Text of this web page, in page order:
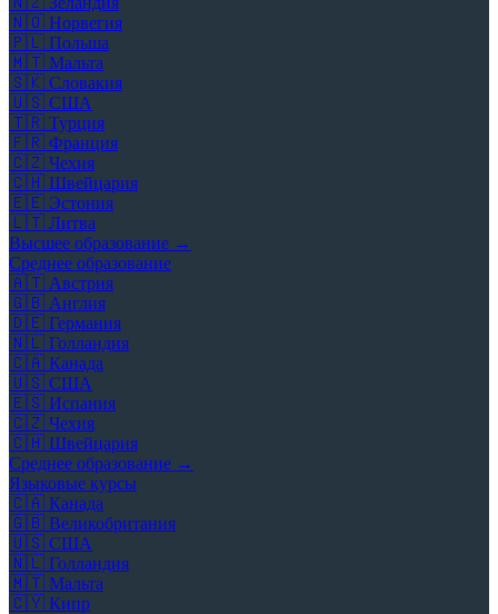
🇳🇴 Норвегия
🇵🇱 Польша
🇲🇹 Мальта
🇸🇰 Словакия
🇺🇸 США
🇹🇷 Турция
🇫🇷 Франция
🇨🇿 Чехия
🇨🇭 Швейцария
🇪🇪 Эстония
🇱🇹 Литва
Высшее образование →
Среднее образование
🇦🇹 Австрия
🇬🇧 Англия
🇩🇪 Германия
🇳🇱 Голландия
🇨🇦 Канада
🇺🇸 США
🇪🇸 Испания
🇨🇿 Чехия
🇨🇭 Швейцария
Среднее образование →
Языковые курсы
🇨🇦 Канада
🇬🇧 Великобритания
🇺🇸 США
🇳🇱 Голландия
🇲🇹 Мальта
🇨🇾 Кипр